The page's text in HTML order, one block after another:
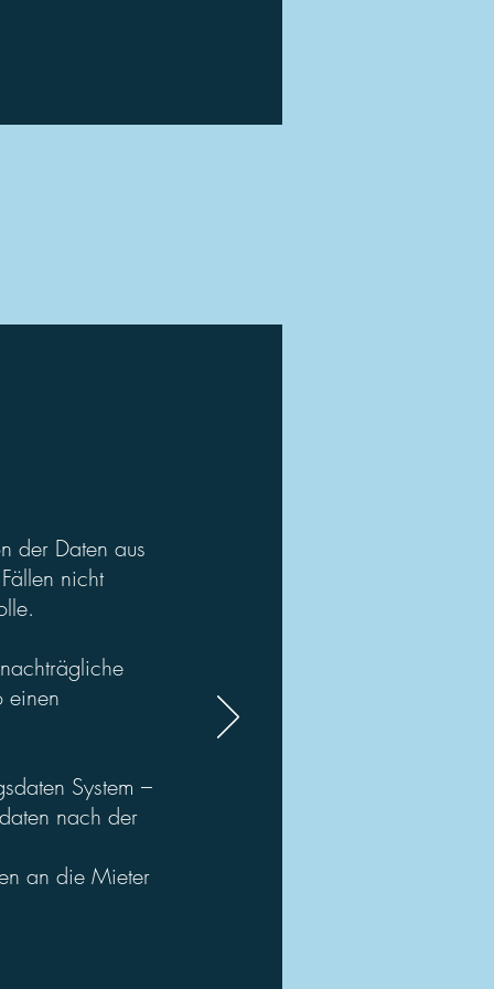
der Daten aus
nicht
einen
System –
nach der
an die Mieter